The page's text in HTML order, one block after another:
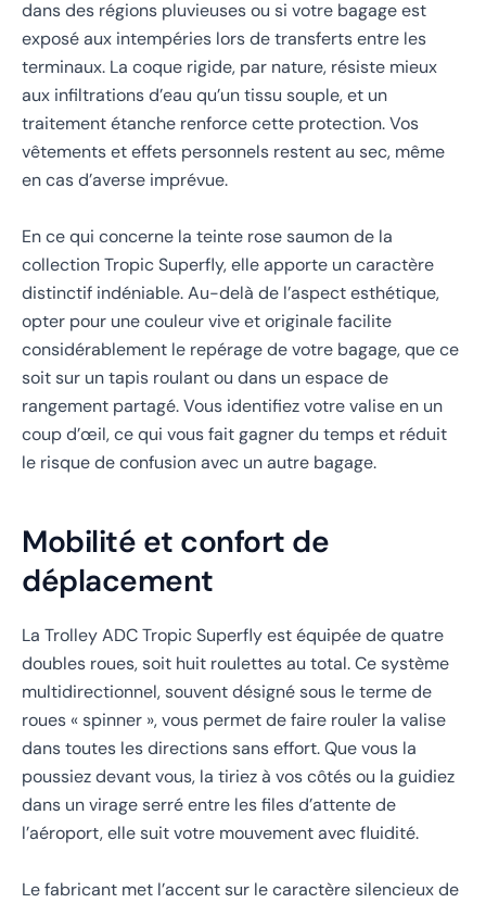
dans des régions pluvieuses ou si votre bagage est
exposé aux intempéries lors de transferts entre les
terminaux. La coque rigide, par nature, résiste mieux
aux infiltrations d’eau qu’un tissu souple, et un
traitement étanche renforce cette protection. Vos
vêtements et effets personnels restent au sec, même
en cas d’averse imprévue.
En ce qui concerne la teinte rose saumon de la
collection Tropic Superfly, elle apporte un caractère
distinctif indéniable. Au-delà de l’aspect esthétique,
opter pour une couleur vive et originale facilite
considérablement le repérage de votre bagage, que ce
soit sur un tapis roulant ou dans un espace de
rangement partagé. Vous identifiez votre valise en un
coup d’œil, ce qui vous fait gagner du temps et réduit
le risque de confusion avec un autre bagage.
Mobilité et confort de
déplacement
La Trolley ADC Tropic Superfly est équipée de quatre
doubles roues, soit huit roulettes au total. Ce système
multidirectionnel, souvent désigné sous le terme de
roues « spinner », vous permet de faire rouler la valise
dans toutes les directions sans effort. Que vous la
poussiez devant vous, la tiriez à vos côtés ou la guidiez
dans un virage serré entre les files d’attente de
l’aéroport, elle suit votre mouvement avec fluidité.
Le fabricant met l’accent sur le caractère silencieux de